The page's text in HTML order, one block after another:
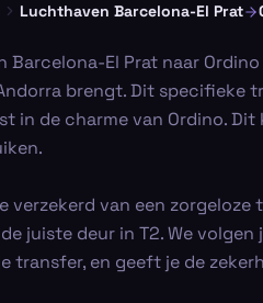
Luchthaven Barcelona-El Prat
Barcelona-El Prat naar
brengt. Dit
in de charme van Ordino.
verzekerd van een
de juiste deur in T2. We
transfer, en geeft je de